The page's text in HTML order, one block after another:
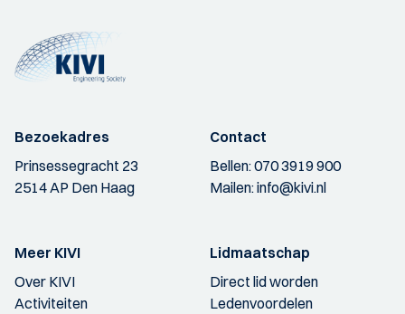
Bezoekadres
Prinsessegracht 23
2514 AP Den Haag
Contact
Bellen:070 3919 900
Mailen:info@kivi.nl
Meer KIVI
Over KIVI
Activiteiten
Lidmaatschap
Direct lid worden
Ledenvoordelen